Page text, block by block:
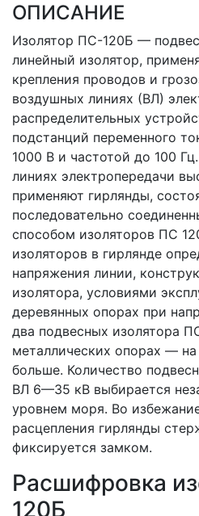
ОПИСАНИЕ
Изолятор ПС-120Б —
линейный изолятор,
крепления проводов и
воздушных линиях (ВЛ)
распределительных
подстанций переменного
1000 В и частотой до 100
линиях электропередачи
применяют гирлянды,
последовательно
способом изоляторов ПС
изоляторов в гирлянде
напряжения линии,
изолятора, условиями
деревянных опорах при
два подвесных изолятора
металлических опорах —
больше. Количество
ВЛ 6—35 кВ выбирается
уровнем моря. Во
расцепления гирлянды
фиксируется замком.
Расшифровка
120Б